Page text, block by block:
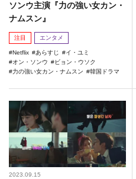
ソンウ主演『力の強い女カン・
ナムスン』
注目 エンタメ
Netflix あらすじ
イ・ユミ
オン・ソンウ
ビョン・ウソク
力の強い女カン・ナムスン
韓国ドラマ
2023.09.15